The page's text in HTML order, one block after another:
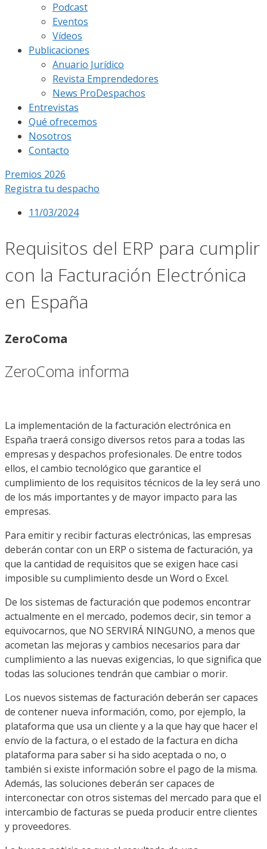
Podcast
Eventos
Vídeos
Publicaciones
Anuario Jurídico
Revista Emprendedores
News ProDespachos
Entrevistas
Qué ofrecemos
Nosotros
Contacto
Premios 2026
Registra tu despacho
11/03/2024
Requisitos del ERP para cumplir
con la Facturación Electrónica
en España
ZeroComa
ZeroComa informa
La implementación de la facturación electrónica en
España traerá consigo diversos retos para a todas las
empresas y despachos profesionales. De entre todos
ellos, el cambio tecnológico que garantice el
cumplimiento de los requisitos técnicos de la ley será uno
de los más importantes y de mayor impacto para las
empresas.
Para emitir y recibir facturas electrónicas, las empresas
deberán contar con un ERP o sistema de facturación, ya
que la cantidad de requisitos que se exigen hace casi
imposible su cumplimiento desde un Word o Excel.
De los sistemas de facturación que podemos encontrar
actualmente en el mercado, podemos decir, sin temor a
equivocarnos, que NO SERVIRÁ NINGUNO, a menos que
acometan las mejoras y cambios necesarios para dar
cumplimiento a las nuevas exigencias, lo que significa que
todas las soluciones tendrán que cambiar o morir.
Los nuevos sistemas de facturación deberán ser capaces
de contener nueva información, como, por ejemplo, la
plataforma que usa un cliente y a la que hay que hacer el
envío de la factura, o el estado de la factura en dicha
plataforma para saber si ha sido aceptada o no, o
también si existe información sobre el pago de la misma.
Además, las soluciones deberán ser capaces de
interconectar con otros sistemas del mercado para que el
intercambio de facturas se pueda producir entre clientes
y proveedores.